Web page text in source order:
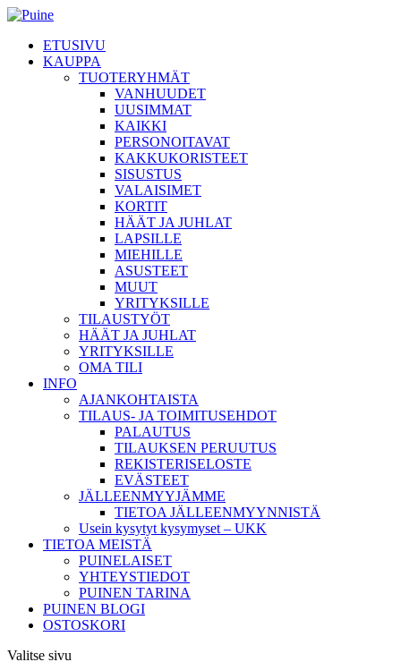
ETUSIVU
KAUPPA
TUOTERYHMÄT
VANHUUDET
UUSIMMAT
KAIKKI
PERSONOITAVAT
KAKKUKORISTEET
SISUSTUS
VALAISIMET
KORTIT
HÄÄT JA JUHLAT
LAPSILLE
MIEHILLE
ASUSTEET
MUUT
YRITYKSILLE
TILAUSTYÖT
HÄÄT JA JUHLAT
YRITYKSILLE
OMA TILI
INFO
AJANKOHTAISTA
TILAUS- JA TOIMITUSEHDOT
PALAUTUS
TILAUKSEN PERUUTUS
REKISTERISELOSTE
EVÄSTEET
JÄLLEENMYYJÄMME
TIETOA JÄLLEENMYYNNISTÄ
Usein kysytyt kysymyset – UKK
TIETOA MEISTÄ
PUINELAISET
YHTEYSTIEDOT
PUINEN TARINA
PUINEN BLOGI
OSTOSKORI
Valitse sivu